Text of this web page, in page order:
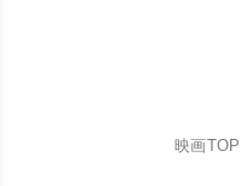
映画TOP